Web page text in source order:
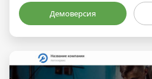
Демоверсия